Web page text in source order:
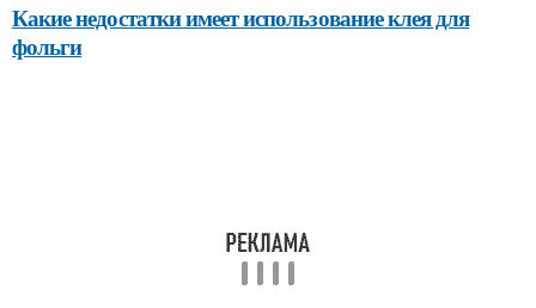
Какие недостатки имеет использование клея для
фольги